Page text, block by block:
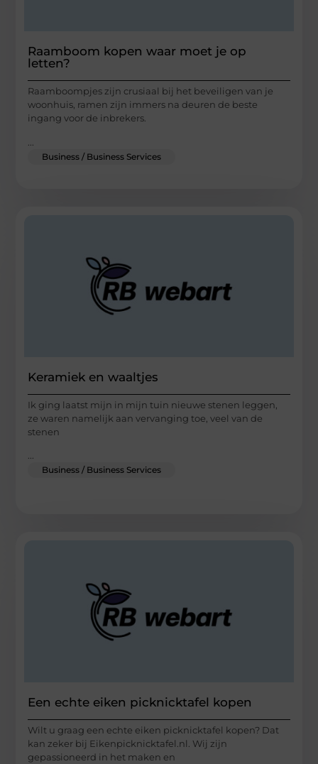
Raamboom kopen waar moet je op
letten?
Raamboompjes zijn crusiaal bij het beveiligen van je
woonhuis, ramen zijn immers na deuren de beste
ingang voor de inbrekers.
Business / Business Services
Keramiek en waaltjes
Ik ging laatst mijn in mijn tuin nieuwe stenen leggen,
ze waren namelijk aan vervanging toe, veel van de
stenen
...
Business / Business Services
Een echte eiken picknicktafel kopen
Wilt u graag een echte eiken picknicktafel kopen? Dat
kan zeker bij Eikenpicknicktafel.nl. Wij zijn
gepassioneerd in het maken en